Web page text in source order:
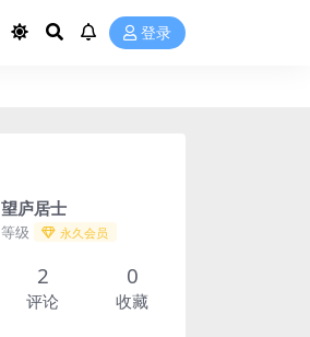
登录
望庐居士
等级 永久会员
2
评论
0
收藏